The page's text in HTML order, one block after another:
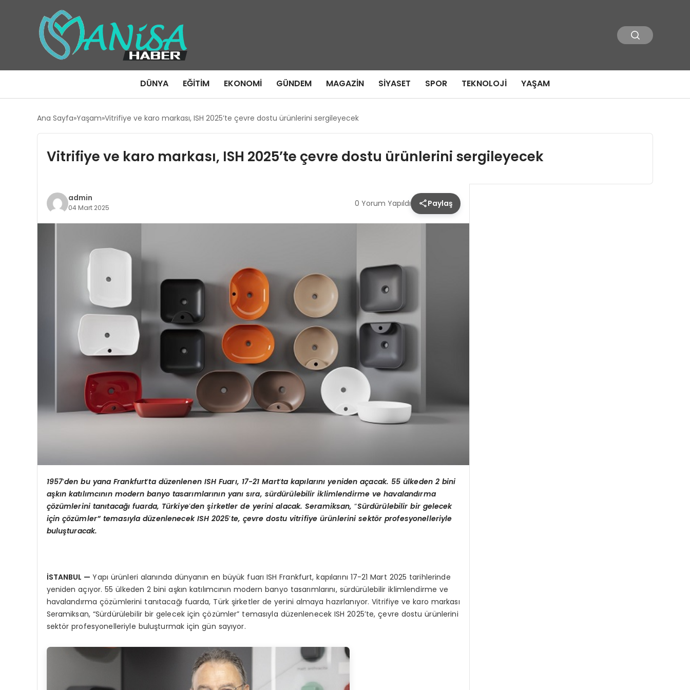
DÜNYA EĞITIM EKONOMI GÜNDEM MAGAZIN SIYASET SPOR TEKNOLOJI YAŞAM
Ana Sayfa Yaşam Vitrifiye ve karo markası, ISH 2025’te çevre dostu ürünlerini sergileyecek
Vitrifiye ve karo markası, ISH 2025’te çevre dostu ürünlerini sergileyecek
admin
04 Mart 2025 0 Yorum Yapıldı Paylaş
1957’den bu yana Frankfurt’ta düzenlenen ISH Fuarı, 17-21 Mart’ta kapılarını yeniden açacak. 55 ülkeden 2 bini
aşkın katılımcının modern banyo tasarımlarının yanı sıra, sürdürülebilir iklimlendirme ve havalandırma
çözümlerini tanıtacağı fuarda, Türkiye’den şirketler de yerini alacak. Seramiksan,“Sürdürülebilir bir gelecek
için çözümler” temasıyla düzenlenecek ISH 2025’te, çevre dostu vitrifiye ürünlerini sektör profesyonelleriyle
buluşturacak.
İSTANBUL —Yapı ürünleri alanında dünyanın en büyük fuarı ISH Frankfurt, kapılarını 17-21 Mart 2025 tarihlerinde
yeniden açıyor. 55 ülkeden 2 bini aşkın katılımcının modern banyo tasarımlarını, sürdürülebilir iklimlendirme ve
havalandırma çözümlerini tanıtacağı fuarda, Türk şirketler de yerini almaya hazırlanıyor. Vitrifiye ve karo markası
Seramiksan, “Sürdürülebilir bir gelecek için çözümler” temasıyla düzenlenecek ISH 2025’te, çevre dostu ürünlerini
sektör profesyonelleriyle buluşturmak için gün sayıyor.